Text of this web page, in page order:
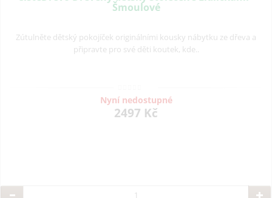
Šmoulové
Zútulněte dětský pokojíček originálními kousky nábytku ze dřeva a
připravte pro své děti koutek, kde..
Nyní nedostupné
2497 Kč